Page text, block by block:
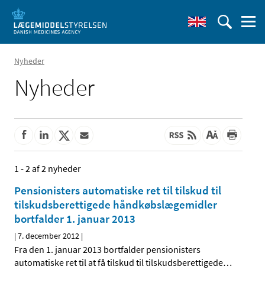
Nyheder
Nyheder
1 - 2 af 2 nyheder
Pensionisters automatiske ret til tilskud til
tilskudsberettigede håndkøbslægemidler
bortfalder 1. januar 2013
|7. december 2012 |
Fra den 1. januar 2013 bortfalder pensionisters
automatiske ret til at få tilskud til tilskudsberettigede…